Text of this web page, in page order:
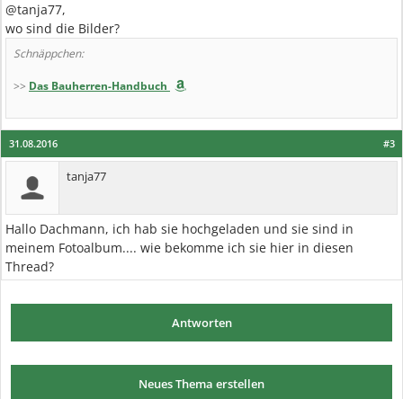
@tanja77,
wo sind die Bilder?
Schnäppchen:
>> Das Bauherren-Handbuch
#3
31.08.2016
tanja77
Hallo Dachmann, ich hab sie hochgeladen und sie sind in
meinem Fotoalbum.... wie bekomme ich sie hier in diesen
Thread?
Antworten
Neues Thema erstellen